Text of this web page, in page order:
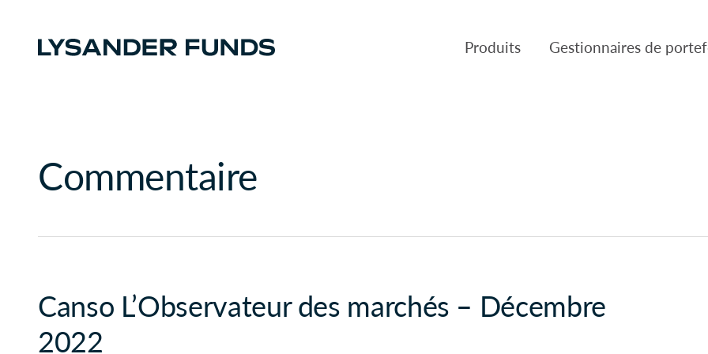
Produits Gestionnaires de
Patient Capital
Gestion Pembroke Limitée
Commentaire
Canso L’Observateur des marchés – Décembre
2022